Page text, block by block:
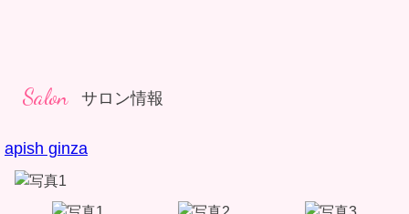
Salon サロン情報
apish ginza